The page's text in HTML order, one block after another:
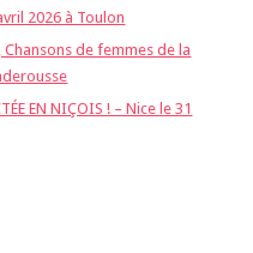
2026 à Toulon
Chansons de femmes de la
EN NIÇOIS ! – Nice le 31